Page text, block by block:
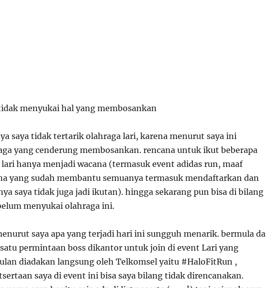
menyukai hal yang membosankan
saya tidak tertarik olahraga lari, karena menurut saya ini
yang cenderung membosankan. rencana untuk ikut beberapa
hanya menjadi wacana (termasuk event adidas run, maaf
yang sudah membantu semuanya termasuk mendaftarkan dan
saya tidak juga jadi ikutan). hingga sekarang pun bisa di bilang
menyukai olahraga ini.
saya apa yang terjadi hari ini sungguh menarik. bermula
permintaan boss dikantor untuk join di event Lari yang
diadakan langsung oleh Telkomsel yaitu #HaloFitRun ,
saya di event ini bisa saya bilang tidak direncanakan.